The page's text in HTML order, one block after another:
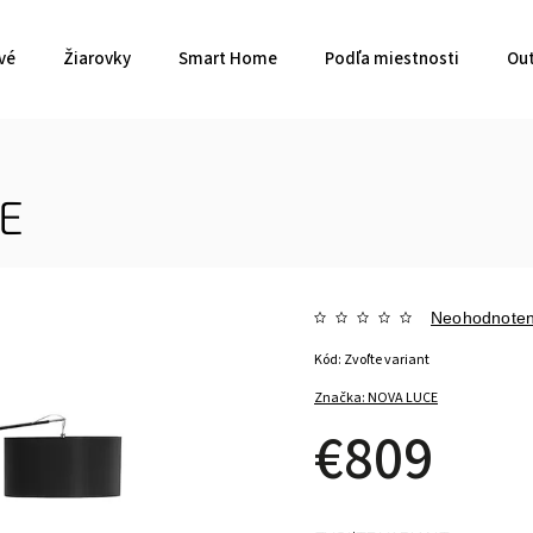
Žiarovky Smart Home Podľa miestnosti
Značka:NOVA LUCE
€809
Kód: Zvoľte variant